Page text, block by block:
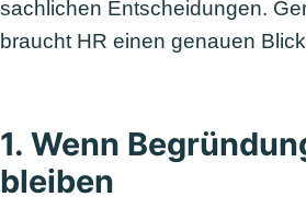
sachlichen Entscheidungen.
braucht HR einen genauen
1. Wenn
bleiben